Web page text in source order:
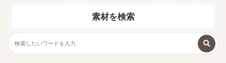
素材を検索